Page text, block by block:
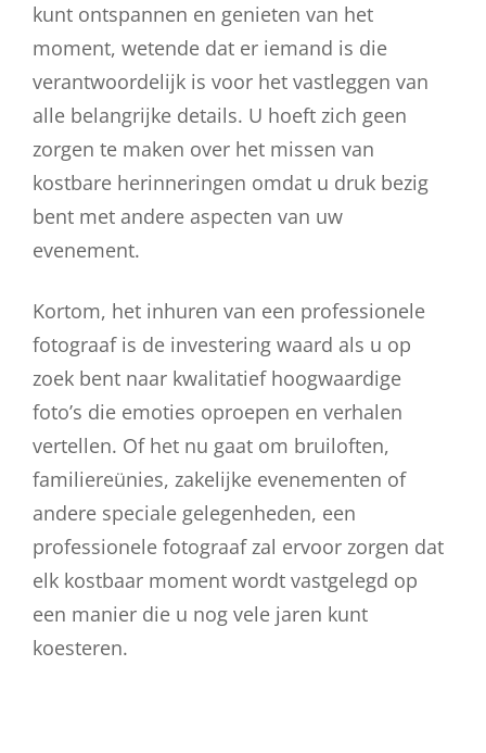
kunt ontspannen en genieten van het
moment, wetende dat er iemand is die
verantwoordelijk is voor het vastleggen van
alle belangrijke details. U hoeft zich geen
zorgen te maken over het missen van
kostbare herinneringen omdat u druk bezig
bent met andere aspecten van uw
evenement.
Kortom, het inhuren van een professionele
fotograaf is de investering waard als u op
zoek bent naar kwalitatief hoogwaardige
foto’s die emoties oproepen en verhalen
vertellen. Of het nu gaat om bruiloften,
familiereünies, zakelijke evenementen of
andere speciale gelegenheden, een
professionele fotograaf zal ervoor zorgen dat
elk kostbaar moment wordt vastgelegd op
een manier die u nog vele jaren kunt
koesteren.